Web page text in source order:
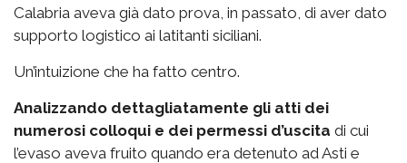
Calabria aveva già dato prova, in passato, di aver dato
supporto logistico ai latitanti siciliani.
Un’intuizione che ha fatto centro.
Analizzando dettagliatamente gli atti dei
numerosi colloqui e dei permessi d’uscita di cui
l’evaso aveva fruito quando era detenuto ad Asti e